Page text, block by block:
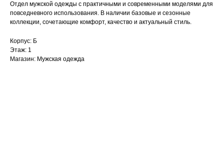
Отдел мужской одежды с практичными и современными моделями для
повседневного использования. В наличии базовые и сезонные
коллекции, сочетающие комфорт, качество и актуальный стиль.
Корпус: Б
Этаж: 1
Магазин: Мужская одежда